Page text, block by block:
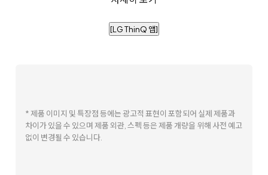
[LG ThinQ 앱]
* 제품 이미지 및 특장점 등에는 광고적 표현이 포함되어 실제 제품과
차이가 있을 수 있으며 제품 외관, 스펙 등은 제품 개량을 위해 사전 예고
없이 변경될 수 있습니다.